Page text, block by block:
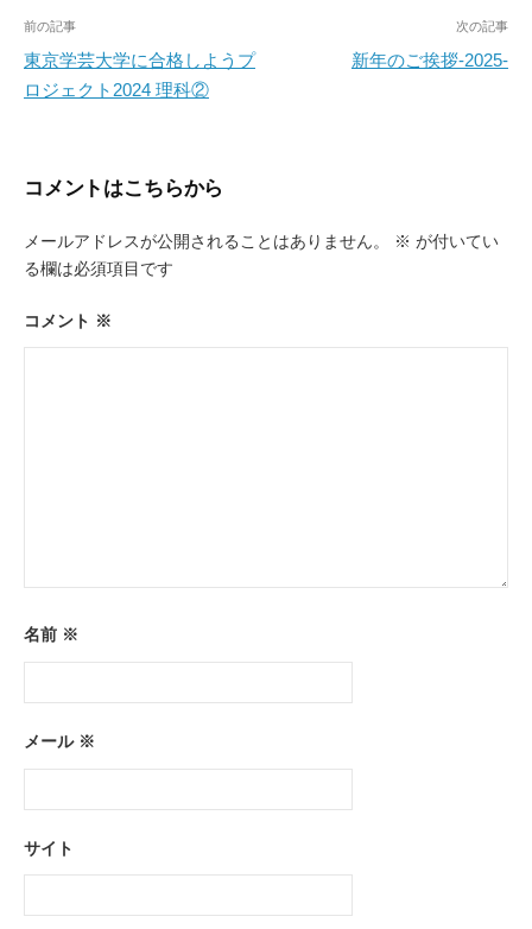
投
稿
ナ
ゲ
シ
ョ
ン
前の記事
東京学芸大学に合格しようプ
ロジェクト2024 理科②
次の記事
新年のご挨拶-2025-
コメントはこちらから
メールアドレスが公開されることはありません。 ※ が付いてい
る欄は必須項目です
コメント ※
名前 ※
メール ※
サイト